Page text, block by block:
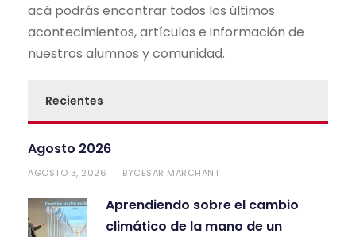
acá podrás encontrar todos los últimos
acontecimientos, artículos e información de
nuestros alumnos y comunidad.
Recientes
Agosto 2026
AGOSTO 3, 2026 BYCESAR MARCHANT
Aprendiendo sobre el cambio
climático de la mano de un